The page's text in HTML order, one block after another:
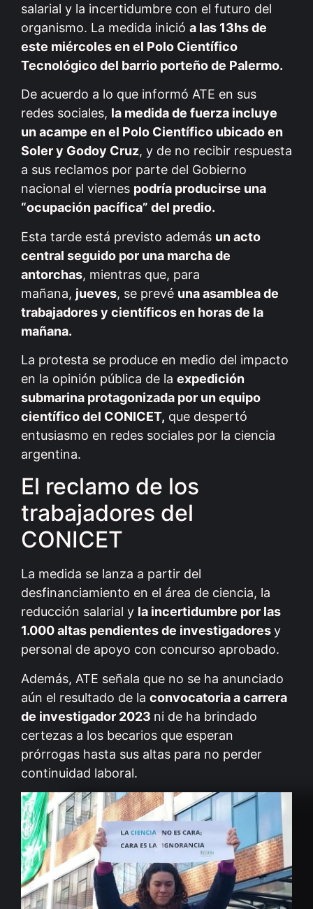
salarial y la incertidumbre con el futuro del
organismo. La medida inició a las 13hs de
este miércoles en el Polo Científico
Tecnológico del barrio porteño de Palermo.
De acuerdo a lo que informó ATE en sus
redes sociales, la medida de fuerza incluye
un acampe en el Polo Científico ubicado en
Soler y Godoy Cruz, y de no recibir respuesta
a sus reclamos por parte del Gobierno
nacional el viernes podría producirse una
“ocupación pacífica” del predio.
Esta tarde está previsto además un acto
central seguido por una marcha de
antorchas, mientras que, para
mañana, jueves, se prevé una asamblea de
trabajadores y científicos en horas de la
mañana.
La protesta se produce en medio del impacto
en la opinión pública de la expedición
submarina protagonizada por un equipo
científico del CONICET, que despertó
entusiasmo en redes sociales por la ciencia
argentina.
El reclamo de los
trabajadores del
CONICET
La medida se lanza a partir del
desfinanciamiento en el área de ciencia, la
reducción salarial y la incertidumbre por las
1.000 altas pendientes de investigadoresy
personal de apoyo con concurso aprobado.
Además, ATE señala que no se ha anunciado
aún el resultado de la convocatoria a carrera
de investigador 2023 ni de ha brindado
certezas a los becarios que esperan
prórrogas hasta sus altas para no perder
continuidad laboral.